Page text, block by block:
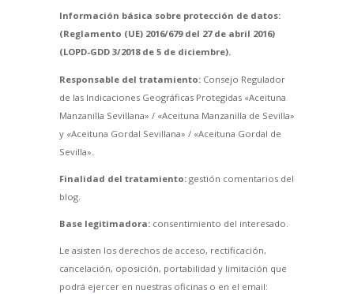
Información básica sobre protección de datos:
(Reglamento (UE) 2016/679 del 27 de abril 2016)
(LOPD-GDD 3/2018 de 5 de diciembre).
Responsable del tratamiento:Consejo Regulador
de las Indicaciones Geográficas Protegidas «Aceituna
Manzanilla Sevillana» / «Aceituna Manzanilla de Sevilla»
y «Aceituna Gordal Sevillana» / «Aceituna Gordal de
Sevilla».
Finalidad del tratamiento:gestión comentarios del
blog.
Base legitimadora:consentimiento del interesado.
Le asisten los derechos de acceso, rectificación,
cancelación, oposición, portabilidad y limitación que
podrá ejercer en nuestras oficinas o en el email: